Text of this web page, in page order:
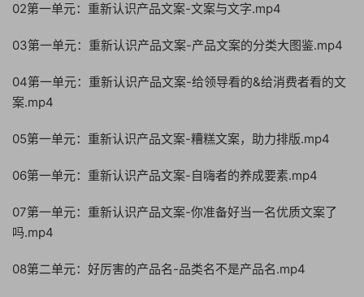
02第一单元：重新认识产品文案-文案与文字.mp4
03第一单元：重新认识产品文案-产品文案的分类大图鉴.mp4
04第一单元：重新认识产品文案-给领导看的&给消费者看的文
案.mp4
05第一单元：重新认识产品文案-糟糕文案，助力排版.mp4
06第一单元：重新认识产品文案-自嗨者的养成要素.mp4
07第一单元：重新认识产品文案-你准备好当一名优质文案了
吗.mp4
08第二单元：好厉害的产品名-品类名不是产品名.mp4